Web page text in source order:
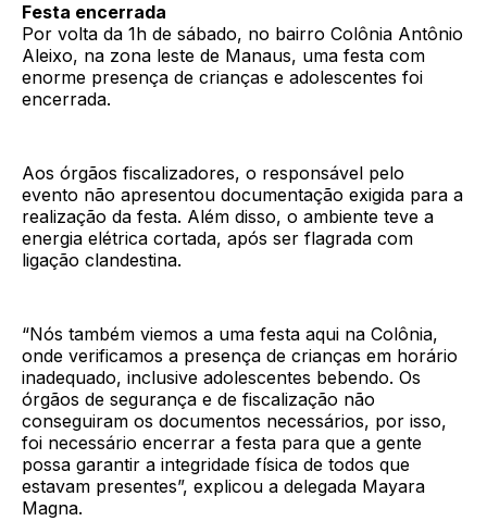
Festa encerrada
Por volta da 1h de sábado, no bairro Colônia Antônio
Aleixo, na zona leste de Manaus, uma festa com
enorme presença de crianças e adolescentes foi
encerrada.
Aos órgãos fiscalizadores, o responsável pelo
evento não apresentou documentação exigida para a
realização da festa. Além disso, o ambiente teve a
energia elétrica cortada, após ser flagrada com
ligação clandestina.
“Nós também viemos a uma festa aqui na Colônia,
onde verificamos a presença de crianças em horário
inadequado, inclusive adolescentes bebendo. Os
órgãos de segurança e de fiscalização não
conseguiram os documentos necessários, por isso,
foi necessário encerrar a festa para que a gente
possa garantir a integridade física de todos que
estavam presentes”, explicou a delegada Mayara
Magna.